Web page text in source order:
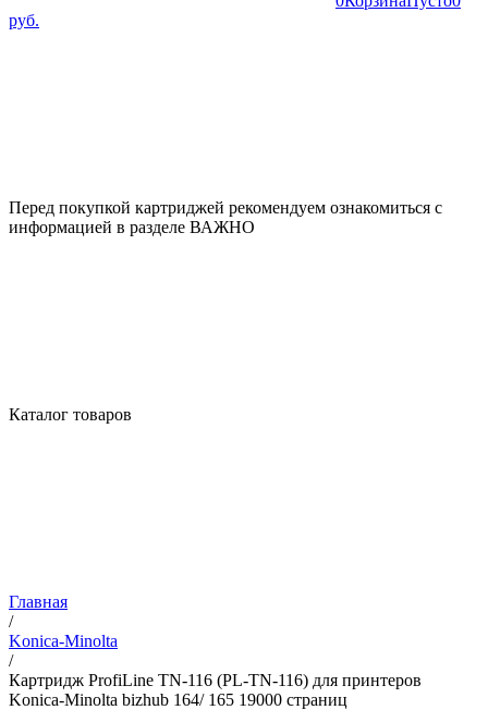
руб.
Перед покупкой картриджей рекомендуем ознакомиться с
информацией в разделе ВАЖНО
Каталог товаров
Главная
/
Konica-Minolta
/
Картридж ProfiLine TN-116 (PL-TN-116) для принтеров
Konica-Minolta bizhub 164/ 165 19000 страниц